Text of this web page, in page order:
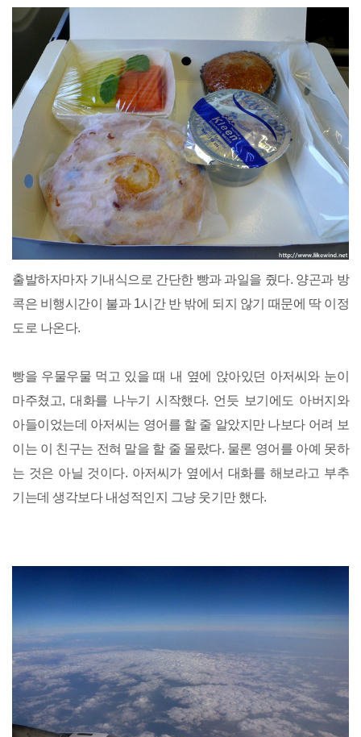
출발하자마자 기내식으로 간단한 빵과 과일을 줬다. 양곤과 방
콕은 비행시간이 불과 1시간 반 밖에 되지 않기 때문에 딱 이정
도로 나온다.
빵을 우물우물 먹고 있을 때 내 옆에 앉아있던 아저씨와 눈이
마주쳤고, 대화를 나누기 시작했다. 언듯 보기에도 아버지와
아들이었는데 아저씨는 영어를 할 줄 알았지만 나보다 어려 보
이는 이 친구는 전혀 말을 할 줄 몰랐다. 물론 영어를 아예 못하
는 것은 아닐 것이다. 아저씨가 옆에서 대화를 해보라고 부추
기는데 생각보다 내성적인지 그냥 웃기만 했다.